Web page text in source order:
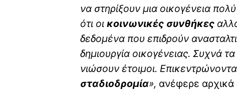
να στηρίξουν μια οικογένεια
ότι οι κοινωνικές συνθήκες
δεδομένα που επιδρούν
δημιουργία οικογένειας. Συχνά
νιώσουν έτοιμοι.
σταδιοδρομία», ανέφερε